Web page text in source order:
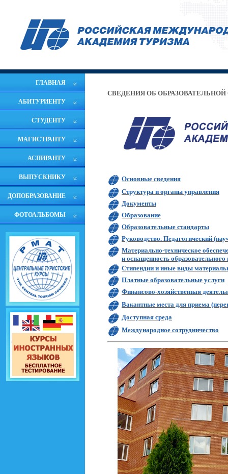
ГЛАВНАЯ
АБИТУРИЕНТУ
СТУДЕНТУ
МАГИСТРАНТУ
АСПИРАНТУ
ВЫПУСКНИКУ
ДОПОБРАЗОВАНИЕ
ФОТОАЛЬБОМЫ
СВЕДЕНИЯ ОБ
Основные сведения
Структура и органы управления
Документы
Образование
Образовательные стандарты
Руководство. Педагогический
Материально-техническое
и оснащенность образовательного
Стипендии и иные виды
Платные образовательные услуги
Финансово-хозяйственная
Вакантные места для приема
Доступная среда
Международное сотрудничество